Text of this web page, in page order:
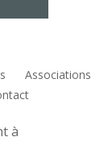
Associations
à